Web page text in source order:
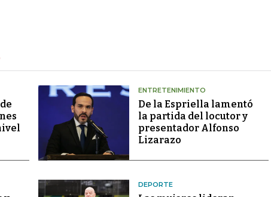
ENTRETENIMIENTO
De la Espriella lamentó
la partida del locutor y
presentador Alfonso
Lizarazo
DEPORTE